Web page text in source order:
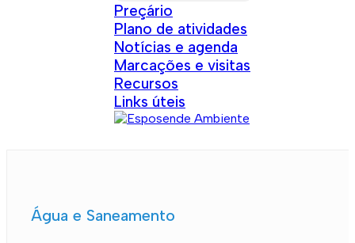
Preçário
Plano de atividades
Notícias e agenda
Marcações e visitas
Recursos
Links úteis
Água e Saneamento